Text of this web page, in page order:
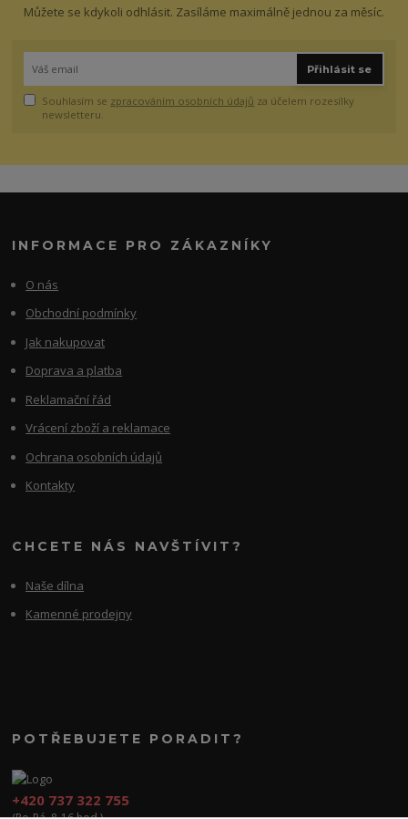
Můžete se kdykoli odhlásit. Zasíláme maximálně jednou za měsíc.
Přihlásit se
Souhlasím se zpracováním osobních údajů za účelem rozesílky
newsletteru.
INFORMACE PRO ZÁKAZNÍKY
O nás
Obchodní podmínky
Jak nakupovat
Doprava a platba
Reklamační řád
Vrácení zboží a reklamace
Ochrana osobních údajů
Kontakty
CHCETE NÁS NAVŠTÍVIT?
Naše dílna
Kamenné prodejny
POTŘEBUJETE PORADIT?
+420 737 322 755